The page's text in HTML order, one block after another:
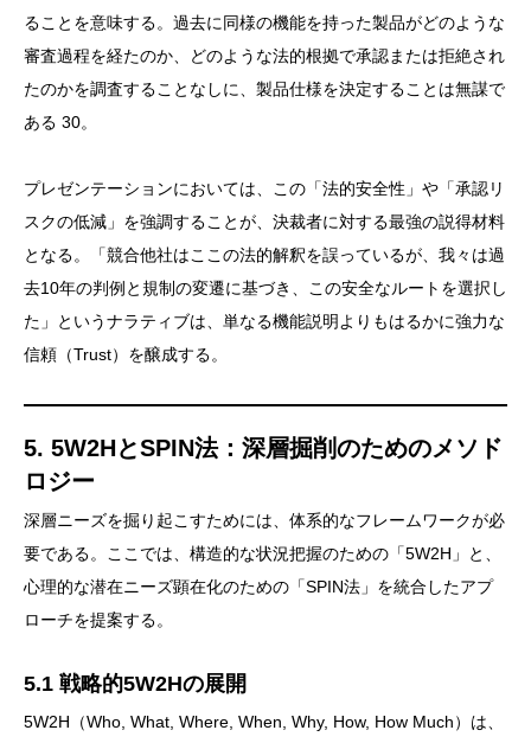
ることを意味する。過去に同様の機能を持った製品がどのような
審査過程を経たのか、どのような法的根拠で承認または拒絶され
たのかを調査することなしに、製品仕様を決定することは無謀で
ある 30。
プレゼンテーションにおいては、この「法的安全性」や「承認リ
スクの低減」を強調することが、決裁者に対する最強の説得材料
となる。「競合他社はここの法的解釈を誤っているが、我々は過
去10年の判例と規制の変遷に基づき、この安全なルートを選択し
た」というナラティブは、単なる機能説明よりもはるかに強力な
信頼（Trust）を醸成する。
5. 5W2HとSPIN法：深層掘削のためのメソド
ロジー
深層ニーズを掘り起こすためには、体系的なフレームワークが必
要である。ここでは、構造的な状況把握のための「5W2H」と、
心理的な潜在ニーズ顕在化のための「SPIN法」を統合したアプ
ローチを提案する。
5.1 戦略的5W2Hの展開
5W2H（Who, What, Where, When, Why, How, How Much）は、